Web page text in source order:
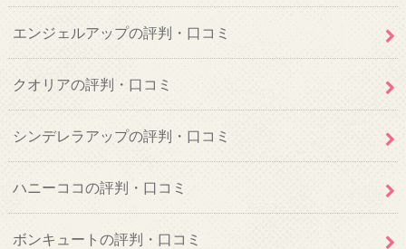
エンジェルアップの評判・口コミ
クオリアの評判・口コミ
シンデレラアップの評判・口コミ
ハニーココの評判・口コミ
ボンキュートの評判・口コミ